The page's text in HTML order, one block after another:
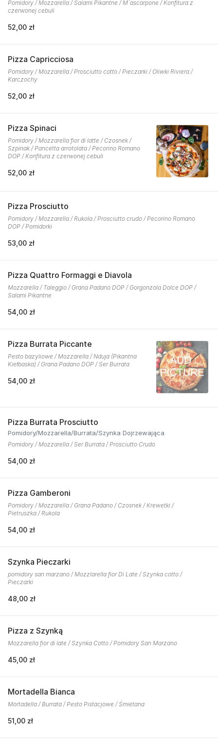
Pomidory / Mozzarella / Salami Pikantne / M`ascarpone / Konfitura z
czerwonej cebuli
52,00 zł
Pizza Capricciosa
Pomidory / Mozzarella / Prosciutto cotto / Pieczarki / Oliwki Riviera /
Karczochy
52,00 zł
Pizza Spinaci
Pomidory / Mozzarella fior di latte / Czosnek /
Szpinak / Pancetta arrotolata / Pecorino Romano
DOP / Konfitura z czerwonej cebuli
52,00 zł
Pizza Prosciutto
Pomidory / Mozzarella / Rukola / Prosciutto crudo / Pecorino Romano
DOP / Pomidorki
53,00 zł
Pizza Quattro Formaggi e Diavola
Mozzarella / Taleggio / Grana Padano DOP / Gorgonzola Dolce DOP /
Salami Pikantne
54,00 zł
Pizza Burrata Piccante
Pesto bazyliowe / Mozzarella / Nduja (Pikantna
Kiełbaska) / Grana Padano DOP / Ser Burrata
54,00 zł
Pizza Burrata Prosciutto
Pomidory/Mozzarella/Burrata/Szynka Dojrzewająca
Pomidory / Mozzarella / Ser Burrata / Prosciutto Crudo
54,00 zł
Pizza Gamberoni
Pomidory / Mozzarella / Grana Padano / Czosnek / Krewetki /
Pietruszka / Rukola
54,00 zł
Szynka Pieczarki
pomidory san marzano / Mozzlarella fior Di Late / Szynka cotto /
Pieczarki
48,00 zł
Pizza z Szynką
Mozzarella fior di late / Szynka Cotto / Pomidory San Marzano
45,00 zł
Mortadella Bianca
Mortadella / Burrata / Pesto Pistacjowe / Śmietana
51,00 zł